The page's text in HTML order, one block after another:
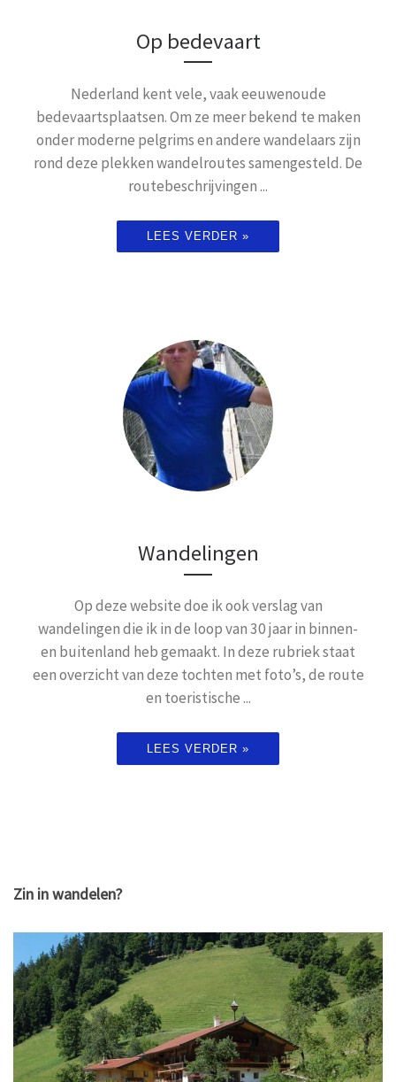
Op bedevaart
Nederland kent vele, vaak eeuwenoude
bedevaartsplaatsen. Om ze meer bekend te maken
onder moderne pelgrims en andere wandelaars zijn
rond deze plekken wandelroutes samengesteld. De
routebeschrijvingen ...
LEES VERDER »
Wandelingen
Op deze website doe ik ook verslag van
wandelingen die ik in de loop van 30 jaar in binnen-
en buitenland heb gemaakt. In deze rubriek staat
een overzicht van deze tochten met foto’s, de route
en toeristische ...
LEES VERDER »
Zin in wandelen?